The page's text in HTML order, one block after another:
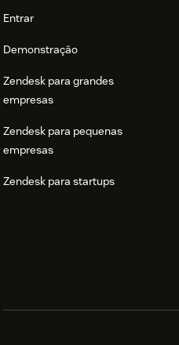
Entrar
Demonstração
Zendesk para grandes
empresas
Zendesk para pequenas
empresas
Zendesk para startups